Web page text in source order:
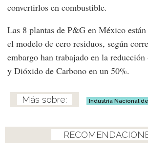
convertirlos en combustible.
Las 8 plantas de P&G en México
el modelo de cero residuos, según
embargo han trabajado en la reducción
y Dióxido de Carbono en un 50%.
Industria Nacional